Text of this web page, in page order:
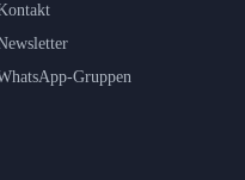
Gruppen